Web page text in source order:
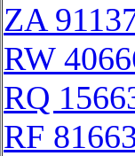
ZA
RW
RQ
RF